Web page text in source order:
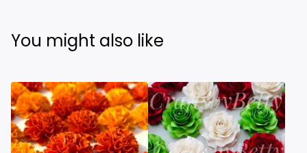
You might also like